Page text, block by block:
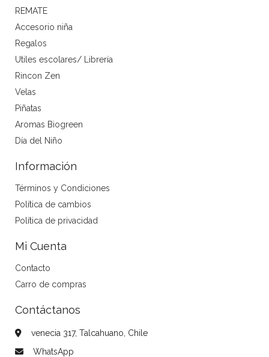
REMATE
Accesorio niña
Regalos
Utiles escolares/ Librería
Rincon Zen
Velas
Piñatas
Aromas Biogreen
Día del Niño
Información
Términos y Condiciones
Política de cambios
Política de privacidad
Mi Cuenta
Contacto
Carro de compras
Contáctanos
venecia 317, Talcahuano, Chile
WhatsApp